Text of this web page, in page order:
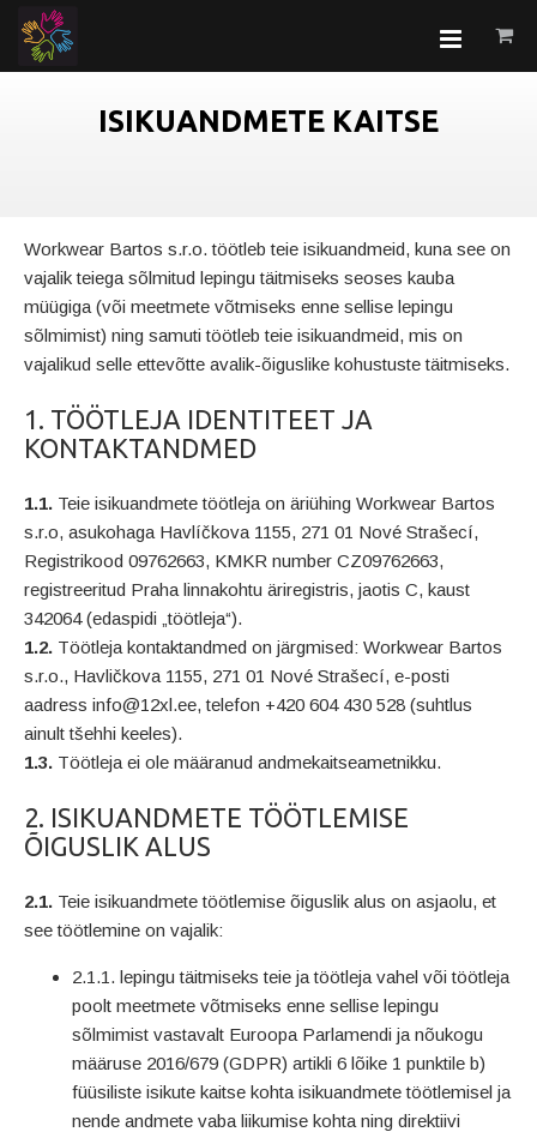
ISIKUANDMETE KAITSE
Workwear Bartos s.r.o. töötleb teie isikuandmeid, kuna see on
vajalik teiega sõlmitud lepingu täitmiseks seoses kauba
müügiga (või meetmete võtmiseks enne sellise lepingu
sõlmimist) ning samuti töötleb teie isikuandmeid, mis on
vajalikud selle ettevõtte avalik-õiguslike kohustuste täitmiseks.
1. TÖÖTLEJA IDENTITEET JA
KONTAKTANDMED
1.1. Teie isikuandmete töötleja on äriühing Workwear Bartos
s.r.o, asukohaga Havlíčkova 1155, 271 01 Nové Strašecí,
Registrikood 09762663, KMKR number CZ09762663,
registreeritud Praha linnakohtu äriregistris, jaotis C, kaust
342064 (edaspidi „töötleja“).
1.2. Töötleja kontaktandmed on järgmised: Workwear Bartos
s.r.o., Havličkova 1155, 271 01 Nové Strašecí, e-posti
aadress info@12xl.ee, telefon +420 604 430 528 (suhtlus
ainult tšehhi keeles).
1.3. Töötleja ei ole määranud andmekaitseametnikku.
2. ISIKUANDMETE TÖÖTLEMISE
ÕIGUSLIK ALUS
2.1. Teie isikuandmete töötlemise õiguslik alus on asjaolu, et
see töötlemine on vajalik:
2.1.1. lepingu täitmiseks teie ja töötleja vahel või töötleja
poolt meetmete võtmiseks enne sellise lepingu
sõlmimist vastavalt Euroopa Parlamendi ja nõukogu
määruse 2016/679 (GDPR) artikli 6 lõike 1 punktile b)
füüsiliste isikute kaitse kohta isikuandmete töötlemisel ja
nende andmete vaba liikumise kohta ning direktiivi